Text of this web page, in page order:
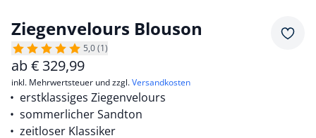
Ziegenvelours Blouson
5,0 (1)
ab€ 329,99
inkl. Mehrwertsteuer und zzgl.Versandkosten
erstklassiges Ziegenvelours
sommerlicher Sandton
zeitloser Klassiker